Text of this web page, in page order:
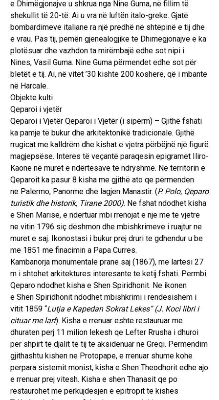
e Dhimëgjonajve u shkrua nga Nine Guma, në fillim të
shekullit të 20-të. Ai u vra në luftën italo-greke. Gjatë
bombardimeve italiane ra një predhë në shtëpinë e tij dhe
e vrau. Pas tij, pemën gjenealogjike të Dhimëgjonajve e ka
plotësuar dhe vazhdon ta mirëmbajë edhe sot nipi i
Nines, Vasil Guma. Nine Guma përmendet edhe sot për
bletët e tij. Ai, në vitet ’30 kishte 200 koshere, që i mbante
në Harcale.
Objekte kulti
Qeparoi i vjetër
Qeparoi i Vjetër Qeparoi i Vjetër (i sipërm) – Gjithë fshati
ka pamje të bukur dhe arkitektonikë tradicionale. Gjithë
rrugicat me kalldrëm dhe kishat e vjetra përbëjnë një figurë
magjepsëse. Interes të veçantë paraqesin epigramet Iliro-
Kaone në muret e ndërtesave të ndryshme. Ne territorin e
Qeparoit ka pasur 8 kisha me gjithë ato qe përmenden
ne Palermo, Panorme dhe lagjen Manastir. (P. Polo, Qeparo
turistik dhe historik, Tirane 2000). Ne fshat ndodhet kisha
e Shen Marise, e ndertuar mbi rrenojat e nje me te vjetre
ne vitin 1796 siç dëshmon dhe mbishkrimeve i ruajtur ne
muret e saj. Ikonostasi i bukur prej druri te gdhendur u be
me 1851 me finacimin a Papa Curres.
Kambanorja monumentale prane saj (1867), me lartesi 27
m i shtohet arkitektures interesante te ketij fshati. Permbi
Qeparo ndodhet kisha e Shen Spiridhonit. Ne ikonen
e Shen Spiridhonit ndodhet mbishkrimi i rendesishem i
vitit 1859 “Lutja e Kapedan Sokrat Lekes” (J. Koci libri i
cituar me lart). Kisha e rrenuar eshte restauruar me
dhuraten perj 11 milion lekesh qe Lefter Rrusha i dhuroi
per shpirt te djalit te tij te aksidenuar ne Greqi. Permendim
gjithashtu kishen ne Protopape, e rrenuar shume kohe
perpara sistemit monist, kisha e Shen Theodhorit edhe ajo
e rrenuar prej vitesh. Kisha e shen Thanasit qe po
restaurohet me perkujdesjen e epitropit te kishes